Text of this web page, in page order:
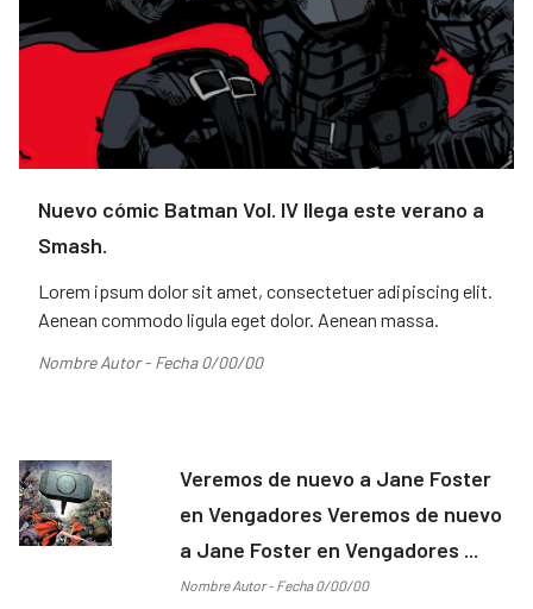
Nuevo cómic Batman Vol. IV llega este verano a
Smash.
Lorem ipsum dolor sit amet, consectetuer adipiscing elit.
Aenean commodo ligula eget dolor. Aenean massa.
Nombre Autor - Fecha 0/00/00
Veremos de nuevo a Jane Foster
en Vengadores Veremos de nuevo
a Jane Foster en Vengadores ...
Nombre Autor - Fecha 0/00/00